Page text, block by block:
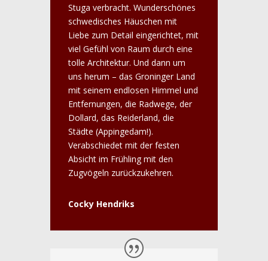
Stuga verbracht. Wunderschönes
schwedisches Häuschen mit
Liebe zum Detail eingerichtet, mit
viel Gefühl von Raum durch eine
tolle Architektur. Und dann um
uns herum – das Groninger Land
mit seinem endlosen Himmel und
Entfernungen, die Radwege, der
Dollard, das Reiderland, die
Städte (Appingedam!).
Verabschiedet mit der festen
Absicht im Frühling mit den
Zugvögeln zurückzukehren.
Cocky Hendriks